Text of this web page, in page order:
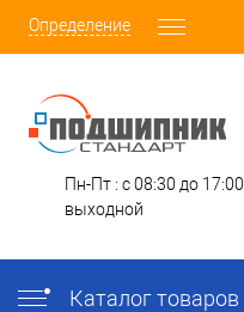
Определение
Пн-Пт : с 08:30 до 17:00
выходной
Каталог товаров